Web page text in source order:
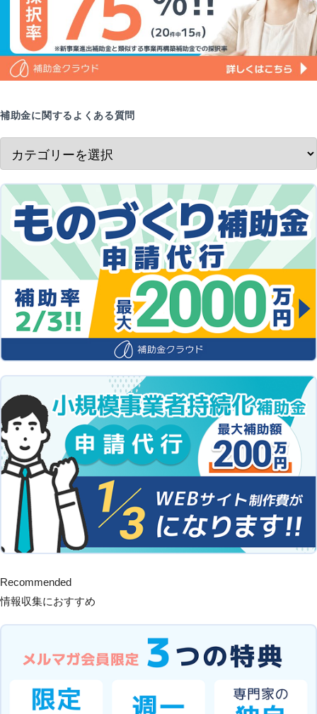
補助金に関するよくある質問
Recommended
情報収集におすすめ